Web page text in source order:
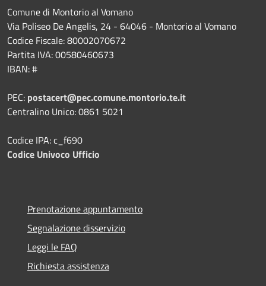
Comune di Montorio al Vomano
Via Poliseo De Angelis, 24 - 64046 - Montorio al Vomano
Codice Fiscale: 80002070672
Partita IVA: 00580460673
IBAN: #
PEC: postacert@pec.comune.montorio.te.it
Centralino Unico: 0861 5021
Codice IPA: c_f690
Codice Univoco Ufficio
Prenotazione appuntamento
Segnalazione disservizio
Leggi le FAQ
Richiesta assistenza